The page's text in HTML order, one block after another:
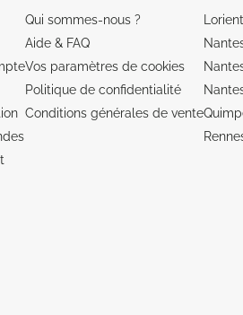
Qui sommes-nous ?
Aide & FAQ
Vos paramètres de cookies
Politique de confidentialité
Conditions générales de vente
Lorient